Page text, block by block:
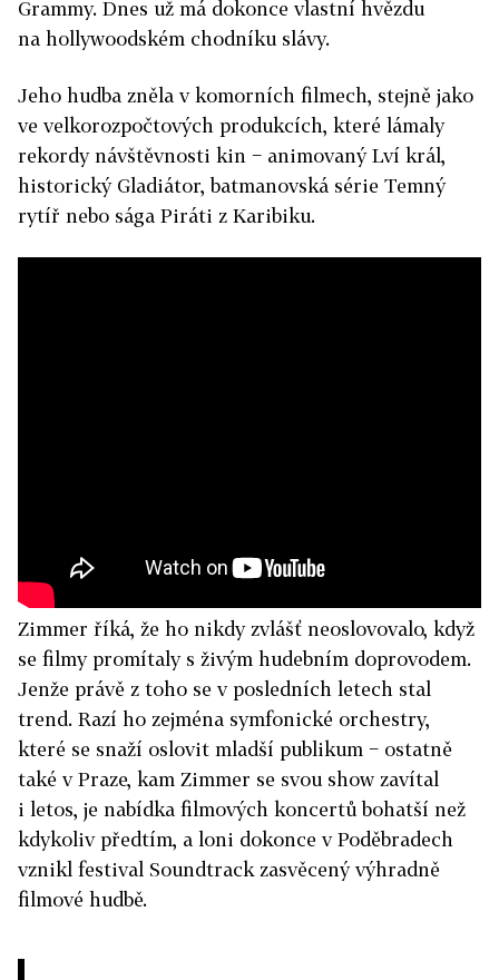
Grammy. Dnes už má dokonce vlastní hvězdu
na hollywoodském chodníku slávy.
Jeho hudba zněla v komorních filmech, stejně jako
ve velkorozpočtových produkcích, které lámaly
rekordy návštěvnosti kin − animovaný Lví král,
historický Gladiátor, batmanovská série Temný
rytíř nebo sága Piráti z Karibiku.
Zimmer říká, že ho nikdy zvlášť neoslovovalo, když
se filmy promítaly s živým hudebním doprovodem.
Jenže právě z toho se v posledních letech stal
trend. Razí ho zejména symfonické orchestry,
které se snaží oslovit mladší publikum − ostatně
také v Praze, kam Zimmer se svou show zavítal
i letos, je nabídka filmových koncertů bohatší než
kdykoliv předtím, a loni dokonce v Poděbradech
vznikl festival Soundtrack zasvěcený výhradně
filmové hudbě.